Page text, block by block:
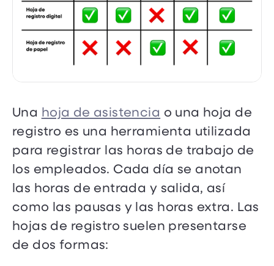
Una hoja de asistencia o una hoja de
registro es una herramienta utilizada
para registrar las horas de trabajo de
los empleados. Cada día se anotan
las horas de entrada y salida, así
como las pausas y las horas extra. Las
hojas de registro suelen presentarse
de dos formas: